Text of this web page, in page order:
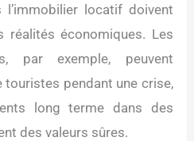
l’immobilier locatif doivent
réalités économiques. Les
par exemple, peuvent
touristes pendant une crise,
long terme dans des
des valeurs sûres.